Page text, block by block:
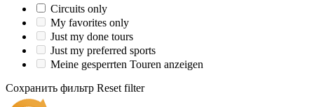
Circuits only
My favorites only
Just my done tours
Just my preferred sports
Meine gesperrten Touren anzeigen
Сохранить фильтр Reset filter